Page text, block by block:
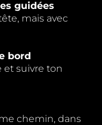
guidées
mais avec
bord
et suivre ton
chemin, dans